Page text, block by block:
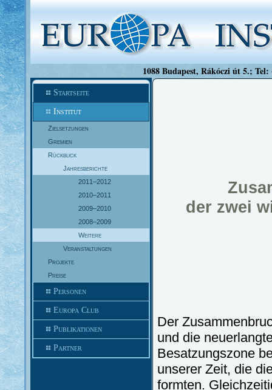
1088 Budapest, Rákóczi út 5.;
Startseite
Institut
Zielsetzungen
Gremien
Rückblick
Jahresberichte
2011–2012
2010–2011
2009–2010
2008–2009
Weitere
Veranstaltungen
Projekte
Preise
Personen
Europa Club
Publikationen
Partner
der zwei
Der
und die
Besatzungszone
unserer Zeit, die
formten.